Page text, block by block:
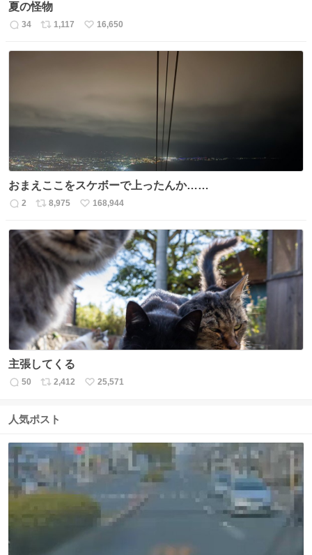
夏の怪物
返
34
リ
1,117
い
16,650
おまえここをスケボーで上ったんか……
返
数
2
リ
ス
ト
数
8,975
い
ね
数
168,944
主張してくる
返
数
50
リ
ス
数
2,412
い
25,571
人気ポスト